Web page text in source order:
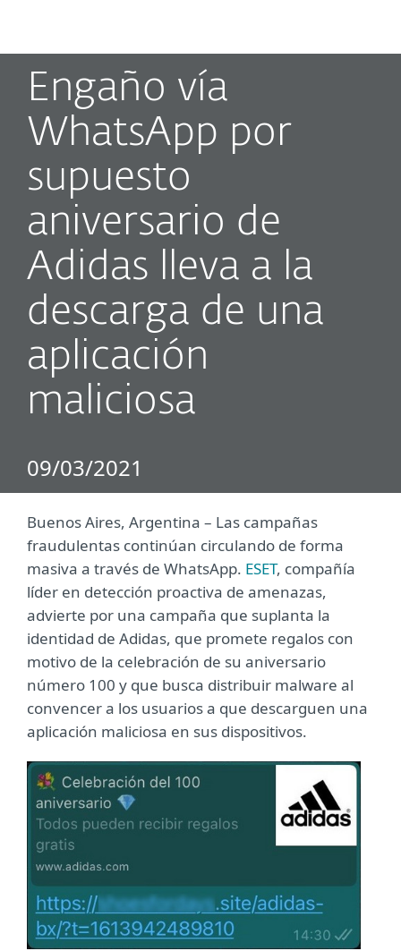
Engaño vía
WhatsApp por
supuesto
aniversario de
Adidas lleva a la
descarga de una
aplicación
maliciosa
09/03/2021
Buenos Aires, Argentina – Las campañas
fraudulentas continúan circulando de forma
masiva a través de WhatsApp. ESET, compañía
líder en detección proactiva de amenazas,
advierte por una campaña que suplanta la
identidad de Adidas, que promete regalos con
motivo de la celebración de su aniversario
número 100 y que busca distribuir malware al
convencer a los usuarios a que descarguen una
aplicación maliciosa en sus dispositivos.